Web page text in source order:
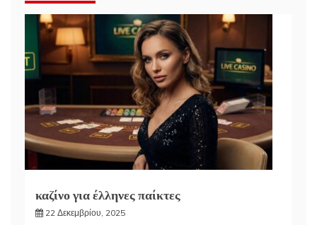
καζίνο για έλληνες παίκτες
22 Δεκεμβρίου, 2025